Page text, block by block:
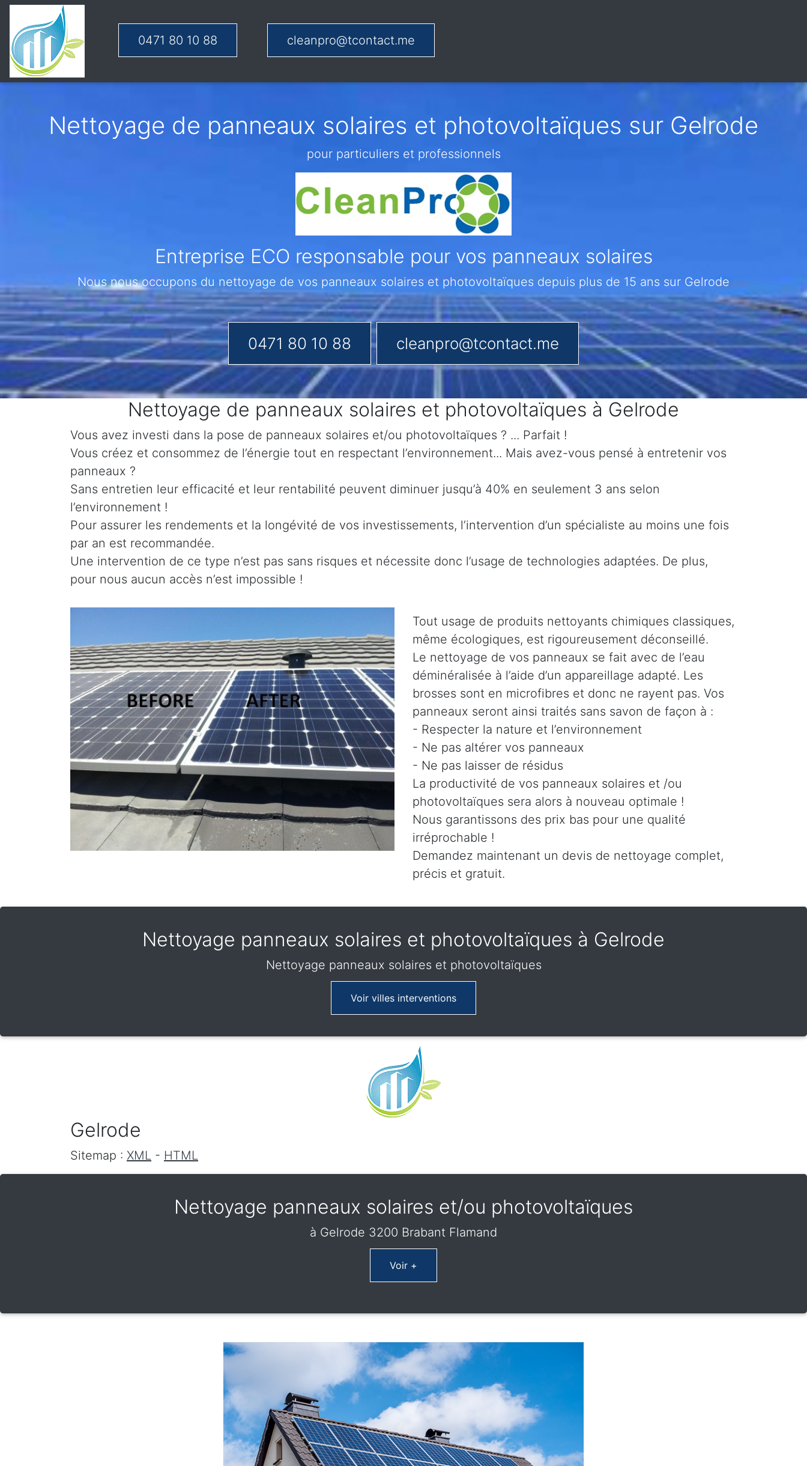
0471 80 10 88 cleanpro@tcontact.me
Nettoyage de panneaux solaires et photovoltaïques sur Gelrode
pour particuliers et professionnels
Entreprise ECO responsable pour vos panneaux solaires
Nous nous occupons du nettoyage de vos panneaux solaires et photovoltaïques depuis plus de 15 ans sur Gelrode
0471 80 10 88 cleanpro@tcontact.me
Nettoyage de panneaux solaires et photovoltaïques à Gelrode
Vous avez investi dans la pose de panneaux solaires et/ou photovoltaïques ? ... Parfait !
Vous créez et consommez de l’énergie tout en respectant l’environnement... Mais avez-vous pensé à entretenir vos
panneaux ?
Sans entretien leur efficacité et leur rentabilité peuvent diminuer jusqu’à 40% en seulement 3 ans selon
l’environnement !
Pour assurer les rendements et la longévité de vos investissements, l’intervention d’un spécialiste au moins une fois
par an est recommandée.
Une intervention de ce type n’est pas sans risques et nécessite donc l’usage de technologies adaptées. De plus,
pour nous aucun accès n’est impossible !
Tout usage de produits nettoyants chimiques classiques,
même écologiques, est rigoureusement déconseillé.
Le nettoyage de vos panneaux se fait avec de l’eau
déminéralisée à l’aide d’un appareillage adapté. Les
brosses sont en microfibres et donc ne rayent pas. Vos
panneaux seront ainsi traités sans savon de façon à :
- Respecter la nature et l’environnement
- Ne pas altérer vos panneaux
- Ne pas laisser de résidus
La productivité de vos panneaux solaires et /ou
photovoltaïques sera alors à nouveau optimale !
Nous garantissons des prix bas pour une qualité
irréprochable !
Demandez maintenant un devis de nettoyage complet,
précis et gratuit.
Nettoyage panneaux solaires et photovoltaïques à Gelrode
Nettoyage panneaux solaires et photovoltaïques
Voir villes interventions
Gelrode
Sitemap : XML - HTML
Nettoyage panneaux solaires et/ou photovoltaïques
à Gelrode 3200 Brabant Flamand
Voir +